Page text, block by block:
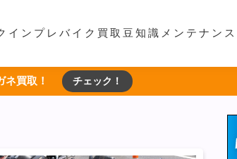
インプレ バイク買取豆知識 メンテナンス
買取！ チェック！